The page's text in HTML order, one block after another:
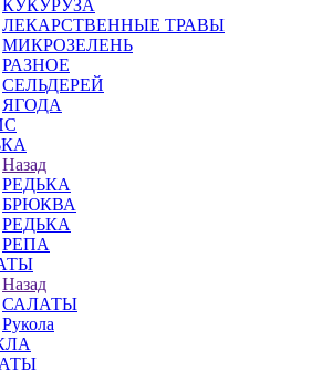
КУКУРУЗА
ЛЕКАРСТВЕННЫЕ ТРАВЫ
МИКРОЗЕЛЕНЬ
РАЗНОЕ
СЕЛЬДЕРЕЙ
ЯГОДА
Назад
РЕДЬКА
БРЮКВА
РЕДЬКА
РЕПА
Назад
САЛАТЫ
Рукола